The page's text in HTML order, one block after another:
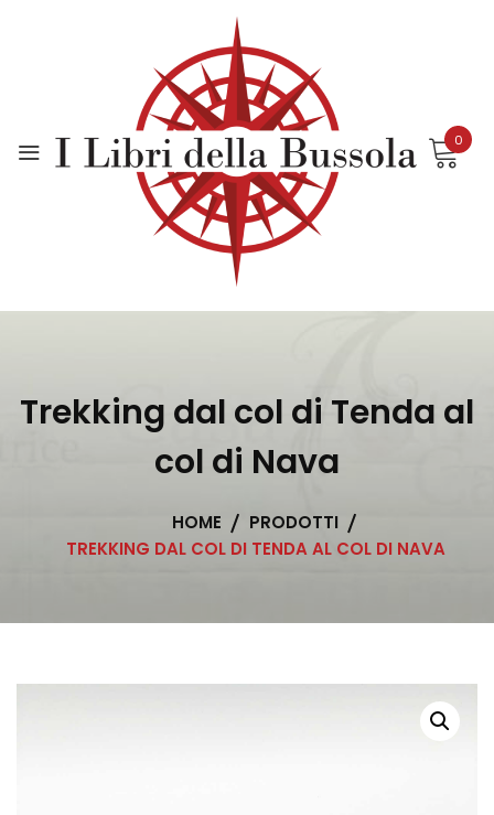
0
Trekking dal col di Tenda al
col di Nava
HOME
PRODOTTI
TREKKING DAL COL DI TENDA AL COL DI NAVA